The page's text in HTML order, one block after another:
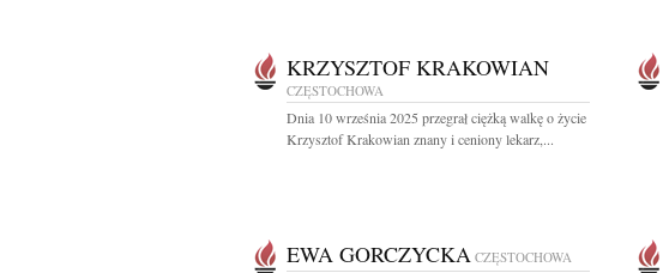
KRZYSZTOF KRAKOWIAN
CZĘSTOCHOWA
Dnia 10 września 2025 przegrał ciężką walkę o życie
Krzysztof Krakowian znany i ceniony lekarz,...
EWA GORCZYCKA CZĘSTOCHOWA